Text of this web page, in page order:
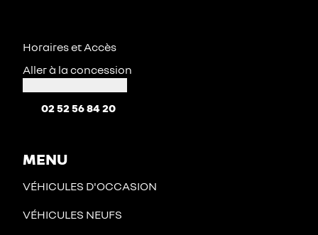
Horaires et Accès
Aller à la concession
02 52 56 84 20
MENU
VÉHICULES D'OCCASION
VÉHICULES NEUFS